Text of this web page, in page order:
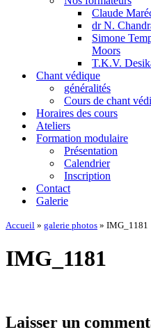
Claude
dr N.
Simone
Moors
T.K.V.
Chant védique
généralités
Cours de chant
Horaires des cours
Ateliers
Formation modulaire
Présentation
Calendrier
Inscription
Contact
Galerie
Accueil » galerie photos » IMG_1181
IMG_1181
Laisser un